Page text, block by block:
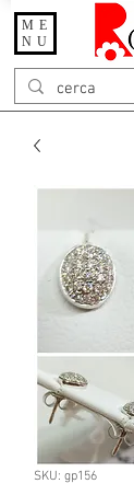
ME
NU
SKU: gp156